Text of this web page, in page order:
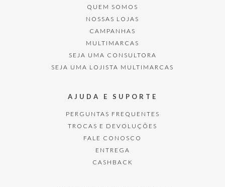
QUEM SOMOS
NOSSAS LOJAS
CAMPANHAS
MULTIMARCAS
SEJA UMA CONSULTORA
SEJA UMA LOJISTA MULTIMARCAS
AJUDA E SUPORTE
PERGUNTAS FREQUENTES
TROCAS E DEVOLUÇÕES
FALE CONOSCO
ENTREGA
CASHBACK